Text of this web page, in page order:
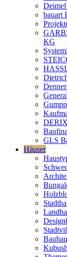
bauart
KG
GLS
Häuser